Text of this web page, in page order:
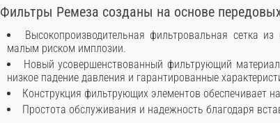
Фильтры Ремеза созданы на основе
Высокопроизводительная фильтровальная сетка
малым риском имплозии.
Новый усовершенствованный фильтрующий
низкое падение давления и гарантированные
Конструкция фильтрующих элементов обеспечивает
Простота обслуживания и надежность благодаря